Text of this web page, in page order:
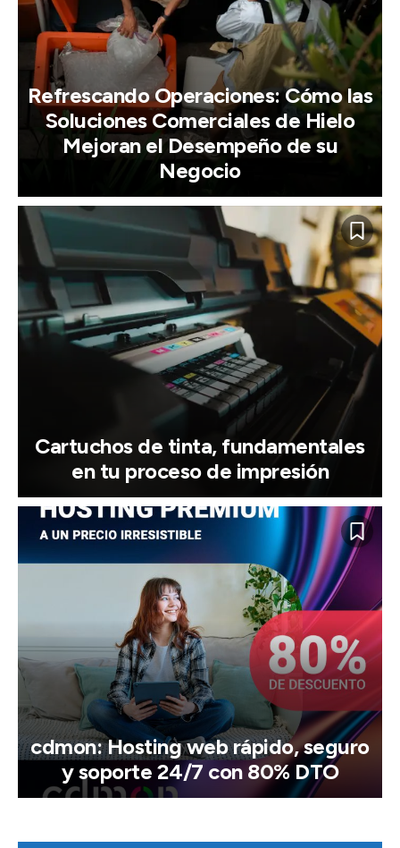
Refrescando Operaciones: Cómo las
Soluciones Comerciales de Hielo
Mejoran el Desempeño de su
Negocio
Cartuchos de tinta, fundamentales
en tu proceso de impresión
cdmon: Hosting web rápido, seguro
y soporte 24/7 con 80% DTO